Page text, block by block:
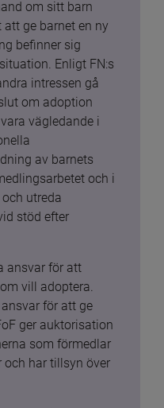
om sitt barn
ge barnet en ny
befinner sig
Enligt FN:s
intressen gå
om adoption
vägledande i
av barnets
och i
utreda
stöd efter
ansvar för att
vill adoptera.
för att ge
ger auktorisation
som förmedlar
har tillsyn över